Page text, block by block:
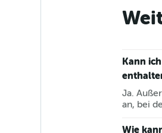
Kann
Ja.
an, bei
Wie